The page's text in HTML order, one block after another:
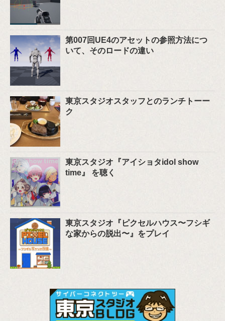
第007回UE4のアセットの参照方法につ
いて、そのロードの違い
東京スタジオスタッフとのランチトーー
ク
東京スタジオ『アイショタidol show
time』 を聴く
東京スタジオ『ピクセルハウス〜フシギ
な家からの脱出〜』をプレイ